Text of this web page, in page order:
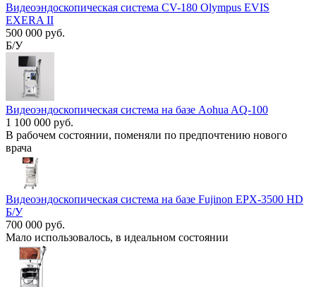
Видеоэндоскопическая система CV-180 Olympus EVIS
EXERA II
500 000 руб.
Б/У
Видеоэндоскопическая система на базе Aohua AQ-100
1 100 000 руб.
В рабочем состоянии, поменяли по предпочтению нового
врача
Видеоэндоскопическая система на базе Fujinon EPX-3500 HD
Б/У
700 000 руб.
Мало использовалось, в идеальном состоянии